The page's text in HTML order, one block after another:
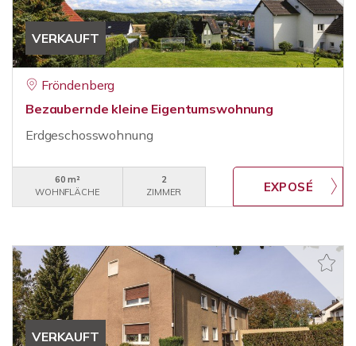
VERKAUFT
Fröndenberg
Bezaubernde kleine Eigentumswohnung
Erdgeschosswohnung
60 m²
WOHNFLÄCHE
2
ZIMMER
VERKAUFT